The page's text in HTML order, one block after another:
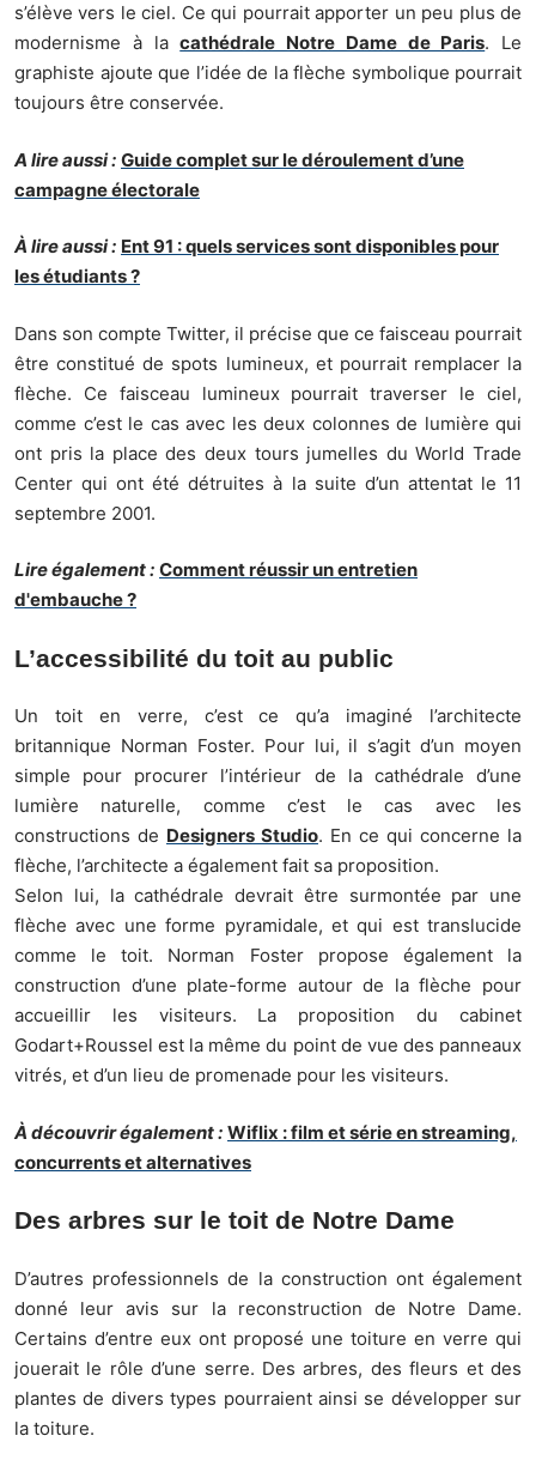
s’élève vers le ciel. Ce qui pourrait apporter un peu plus de
modernisme à lacathédrale Notre Dame de Paris. Le
graphiste ajoute que l’idée de la flèche symbolique pourrait
toujours être conservée.
A lire aussi : Guide complet sur le déroulement d’une
campagne électorale
À lire aussi : Ent 91 : quels services sont disponibles pour
les étudiants ?
Dans son compte Twitter, il précise que ce faisceau pourrait
être constitué de spots lumineux, et pourrait remplacer la
flèche. Ce faisceau lumineux pourrait traverser le ciel,
comme c’est le cas avec les deux colonnes de lumière qui
ont pris la place des deux tours jumelles du World Trade
Center qui ont été détruites à la suite d’un attentat le 11
septembre 2001.
Lire également : Comment réussir un entretien
d'embauche ?
L’accessibilité du toit au public
Un toit en verre, c’est ce qu’a imaginé l’architecte
britannique Norman Foster. Pour lui, il s’agit d’un moyen
simple pour procurer l’intérieur de la cathédrale d’une
lumière naturelle, comme c’est le cas avec les
constructions de Designers Studio. En ce qui concerne la
flèche, l’architecte a également fait sa proposition.
Selon lui, la cathédrale devrait être surmontée par une
flèche avec une forme pyramidale, et qui est translucide
comme le toit. Norman Foster propose également la
construction d’une plate-forme autour de la flèche pour
accueillir les visiteurs. La proposition du cabinet
Godart+Roussel est la même du point de vue des panneaux
vitrés, et d’un lieu de promenade pour les visiteurs.
À découvrir également : Wiflix : film et série en streaming,
concurrents et alternatives
Des arbres sur le toit de Notre Dame
D’autres professionnels de la construction ont également
donné leur avis sur la reconstruction de Notre Dame.
Certains d’entre eux ont proposé une toiture en verre qui
jouerait le rôle d’une serre. Des arbres, des fleurs et des
plantes de divers types pourraient ainsi se développer sur
la toiture.